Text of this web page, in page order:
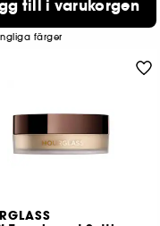
1302
färger
till i varukorgen